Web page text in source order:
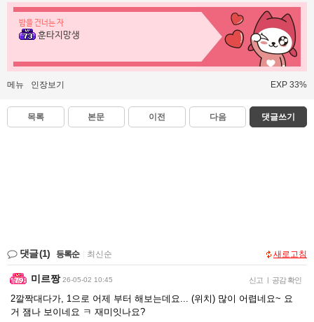
밤을 건너는 자
훈타지망생
메뉴 인장보기 EXP 33%
목록 본문 이전 다음 댓글쓰기
댓글(1) 등록순 최신순 새로고침
미르짱 26-05-02 10:45 신고 | 공감 확인
2깔짝대다가, 1으로 어제 부터 해보는데요... (위치) 많이 어렵네요~ 요
거 잼나 보이네요 ㅋ 재미잇나요?